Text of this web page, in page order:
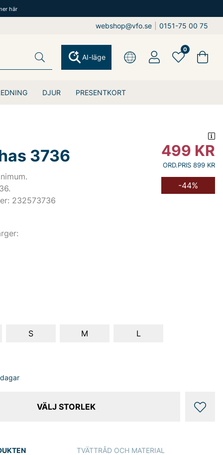
här
webshop@vfo.se 0151-75 00 75
DJUR PRESENTKORT
AI-läge
0
3736
232573736
499 KR
ORD.PRIS 899 KR
-44%
S M L
VÄLJ STORLEK
TVÄTTRÅD OCH MATERIAL